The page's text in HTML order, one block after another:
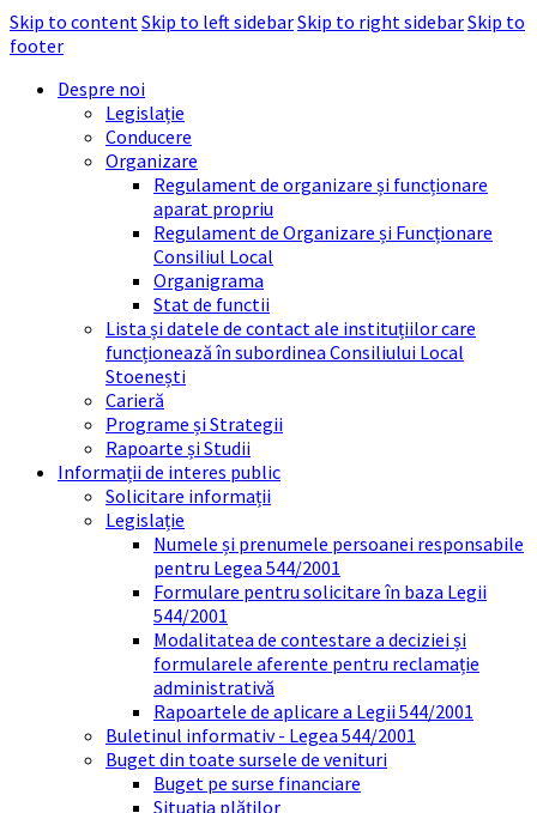
Skip to contentSkip to left sidebarSkip to right sidebarSkip to
footer
Despre noi
Legislație
Conducere
Organizare
Regulament de organizare și funcționare
aparat propriu
Regulament de Organizare și Funcționare
Consiliul Local
Organigrama
Stat de functii
Lista și datele de contact ale instituțiilor care
funcționează în subordinea Consiliului Local
Stoenești
Carieră
Programe și Strategii
Rapoarte și Studii
Informații de interes public
Solicitare informații
Legislație
Numele și prenumele persoanei responsabile
pentru Legea 544/2001
Formulare pentru solicitare în baza Legii
544/2001
Modalitatea de contestare a deciziei și
formularele aferente pentru reclamație
administrativă
Rapoartele de aplicare a Legii 544/2001
Buletinul informativ - Legea 544/2001
Buget din toate sursele de venituri
Buget pe surse financiare
Situația plăților